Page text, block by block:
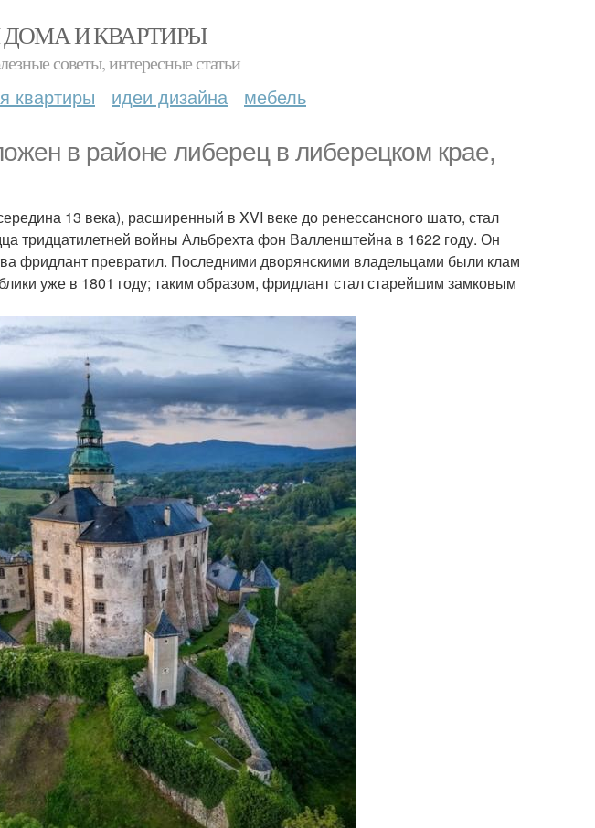
ДОМА И КВАРТИРЫ
советы, интересные статьи
квартиры идеи дизайна мебель
в районе либерец в либерецком крае,
13 века), расширенный в XVI веке до ренессансного шато, стал
тридцатилетней войны Альбрехта фон Валленштейна в 1622 году. Он
фридлант превратил. Последними дворянскими владельцами были клам
уже в 1801 году; таким образом, фридлант стал старейшим замковым